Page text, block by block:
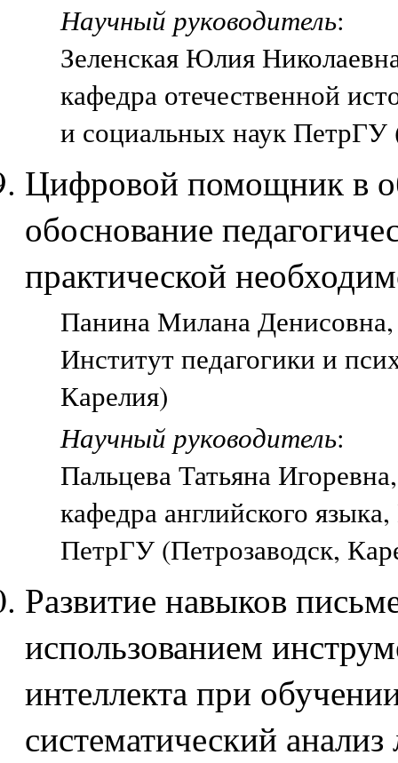
Научный руководитель:
Зеленская Юлия
кафедра отечественной
и социальных наук ПетрГУ
Цифровой помощник в
обоснование
практической
Панина Милана Денисовна,
Институт педагогики и
Карелия)
Научный руководитель:
Пальцева Татьяна
кафедра английского
ПетрГУ (Петрозаводск,
Развитие навыков
использованием
интеллекта при
систематический